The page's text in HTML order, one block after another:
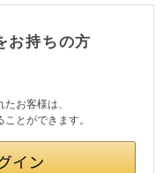
持ちの方
お客様は、
とができます。